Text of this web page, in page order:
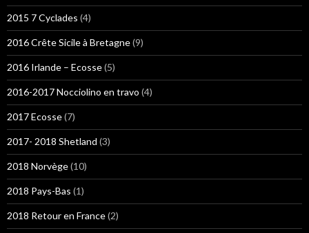
2015 7 Cyclades (4)
2016 Crête Sicile à Bretagne(9)
2016 Irlande – Ecosse(5)
2016-2017 Nocciolino en travo (4)
2017 Ecosse(7)
2017- 2018 Shetland (3)
2018 Norvège(10)
2018 Pays-Bas (1)
2018 Retour en France(2)